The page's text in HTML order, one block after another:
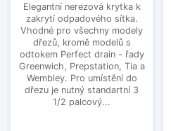
Elegantní nerezová krytka k
zakrytí odpadového sítka.
Vhodné pro všechny modely
dřezů, kromě modelů s
odtokem Perfect drain - řady
Greenwich, Prepstation, Tia a
Wembley. Pro umístění do
dřezu je nutný standartní 3
1/2 palcový...